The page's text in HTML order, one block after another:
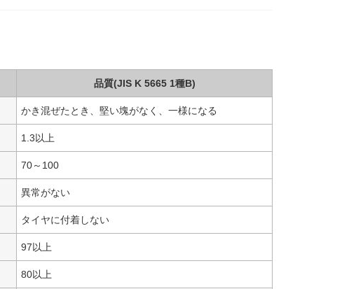
品質(JIS K 5665 1種B)
かき混ぜたとき、堅い塊がなく、一様になる
1.3以上
70～100
異常がない
タイヤに付着しない
97以上
80以上